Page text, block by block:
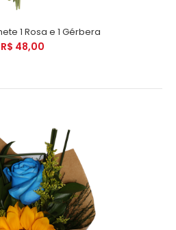
1 Rosa e 1 Gérbera
R$ 48,00